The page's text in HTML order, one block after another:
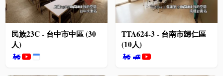
民族23C - 台中市中區 (30
人)
🚂
TTA624-3 - 台南市歸仁區
(10人)
🚂 🚅